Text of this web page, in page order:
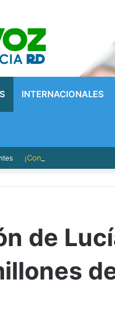
INTERNACIONALES
¡Con Presupuesto
de